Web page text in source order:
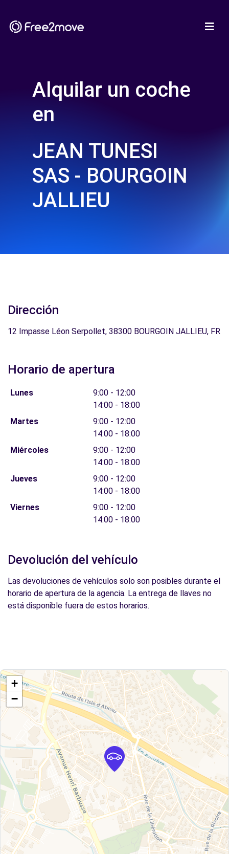
Alquilar un coche
en
JEAN TUNESI
SAS - BOURGOIN
JALLIEU
Dirección
12 Impasse Léon Serpollet, 38300 BOURGOIN JALLIEU, FR
Horario de apertura
Lunes
9:00 - 12:00
14:00 - 18:00
Martes
9:00 - 12:00
14:00 - 18:00
Miércoles
9:00 - 12:00
14:00 - 18:00
Jueves
9:00 - 12:00
14:00 - 18:00
Viernes
9:00 - 12:00
14:00 - 18:00
Devolución del vehículo
Las devoluciones de vehículos solo son posibles durante el
horario de apertura de la agencia. La entrega de llaves no
está disponible fuera de estos horarios.
+
−